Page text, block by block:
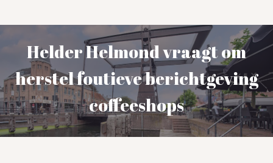
Helder Helmond vraagt om
herstel foutieve berichtgeving
coffeeshops